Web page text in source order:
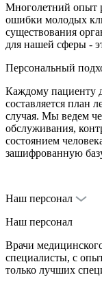
Многолетний опыт
ошибки молодых
существования
для нашей сферы -
Персональный
Каждому пациенту
составляется план
случая. Мы ведем
обслуживания,
состоянием
зашифрованную
Наш персонал
Наш персонал
Врачи
специалисты, с
только лучших